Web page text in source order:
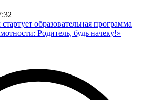
образовательная программа
Родитель, будь начеку!»